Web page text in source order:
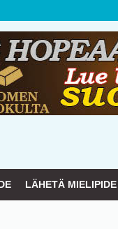
LÄHETÄ MIELIPIDE